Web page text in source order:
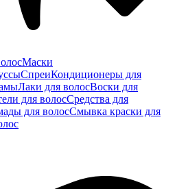
Маски
СпреиКондиционеры для
Лаки для волосВоски для
для волосСредства для
для волосСмывка краски для